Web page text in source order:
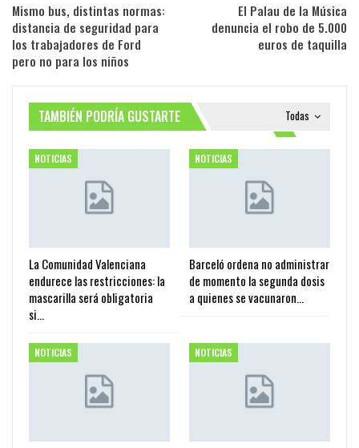
Mismo bus, distintas normas:
distancia de seguridad para
los trabajadores de Ford
pero no para los niños
El Palau de la Música
denuncia el robo de 5.000
euros de taquilla
Todas
TAMBIÉN PODRÍA GUSTARTE
NOTICIAS
La Comunidad Valenciana
endurece las restricciones: la
mascarilla será obligatoria
si…
NOTICIAS
Barceló ordena no administrar
de momento la segunda dosis
a quienes se vacunaron…
NOTICIAS NOTICIAS